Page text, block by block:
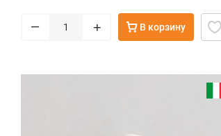
– + В корзину